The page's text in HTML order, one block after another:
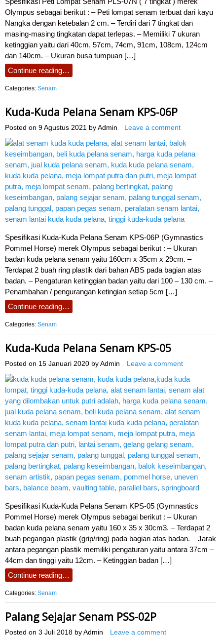
Olympus sebagai berikut : – Peti lompat senam terbuat dari kayu
Nangka dengan ketebalan 2 cm. – Terdiri dari 7 tingkat dan
masing-masing tingkatan dapat terlepas. – Memiliki 7 ukuran
ketinggian yaitu dari 40cm, 57cm, 74cm, 91cm, 108cm, 124cm
dan 140cm. – Ukuran busa tumpuan […]
Continue reading…
Categories: Senam
Kuda-Kuda Pelana Senam KPS-06P
Posted on 9 Agustus 2021 by Admin Leave a comment
Spesifikasi Kuda-Kuda Pelana Senam KPS-06P (Gymnastics
Pommel Horse) merek Olympus sebagai berikut : – Ukuran
badan kuda pelana senam yaitu 160cm x 35cm x 29cm. –
Terdapat 2 buah ring plastik dari bahan ABS pada bagian atas
badan. – Pengaturan ketinggian badan yaitu dari 100 – 130 cm. –
Penambahan / pengurangan ketingian setiap 5cm […]
Continue reading…
Categories: Senam
Kuda-Kuda Pelana Senam KPS-05
Posted on 15 Januari 2020 by Admin Leave a comment
Spesifikasi Kuda-Kuda Pelana Senam KPS-05 (Gymnastics
Pommel Horse) merek Olympus sebagai berikut : – Ukuran
badan kuda pelana senam yaitu 160 x 35 x 30cm3. – Terdapat 2
buah pegangan plastik (grip/ring) pada bagian atas badan. – Jarak
antara pegangan plastik memiliki pengaturan yaitu antara 37cm –
44cm dan tinggi yaitu 12cm. – Ketinggian badan […]
Continue reading…
Categories: Senam
Palang Sejajar Senam PSS-02P
Posted on 3 Juli 2018 by Admin Leave a comment